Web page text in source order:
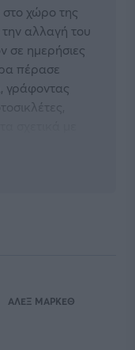
χώρο της
αλλαγή του
σε ημερήσιες
πέρασε
γράφοντας
ούτε κατά
ΑΛΕΞ ΜΑΡΚΕΘ